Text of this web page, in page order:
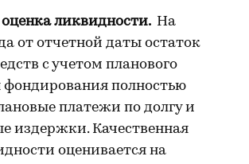
ликвидности. На
от отчетной даты остаток
с учетом планового
фондирования полностью
платежи по долгу и
издержки. Качественная
оценивается на